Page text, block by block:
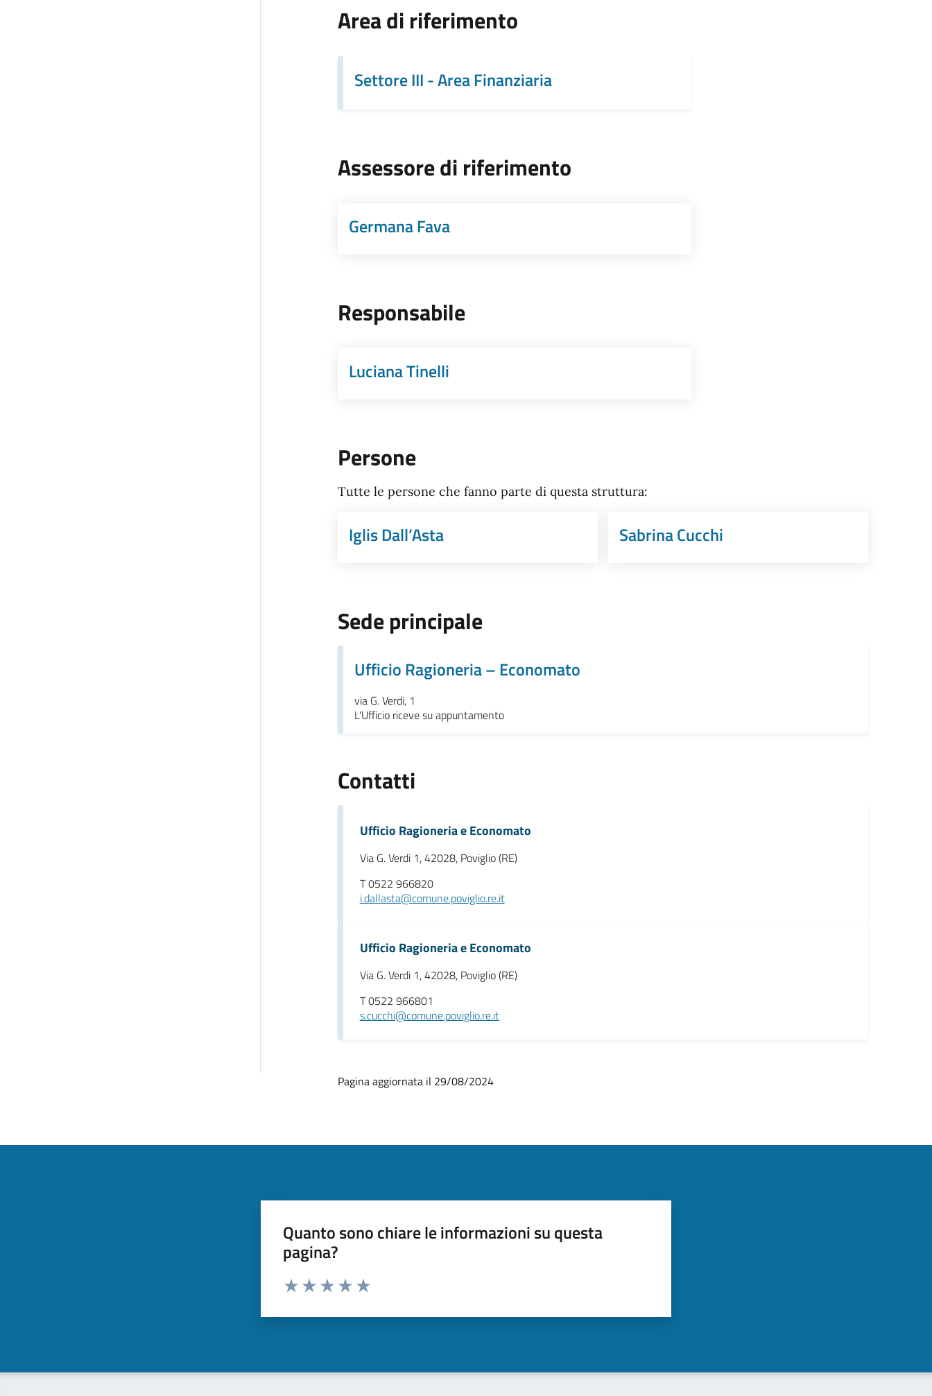
Area di riferimento
Settore III - Area Finanziaria
Assessore di riferimento
Germana Fava
Responsabile
Luciana Tinelli
Persone
Tutte le persone che fanno parte di questa struttura:
Iglis Dall’Asta Sabrina Cucchi
Sede principale
Ufficio Ragioneria – Economato
via G. Verdi, 1
L'Ufficio riceve su appuntamento
Contatti
Ufficio Ragioneria e Economato
Via G. Verdi 1, 42028, Poviglio (RE)
T 0522 966820
i.dallasta@comune.poviglio.re.it
Ufficio Ragioneria e Economato
Via G. Verdi 1, 42028, Poviglio (RE)
T 0522 966801
s.cucchi@comune.poviglio.re.it
Pagina aggiornata il 29/08/2024
Quanto sono chiare le informazioni su questa
pagina?